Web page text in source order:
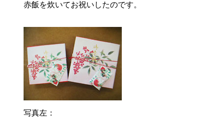
赤飯を炊いてお祝いしたのです。
写真左：